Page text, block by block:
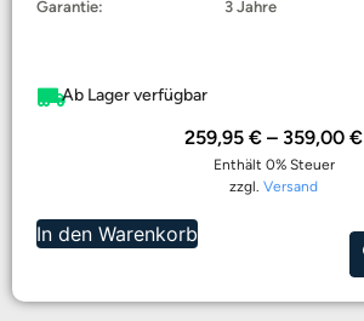
Garantie:
3 Jahre
Ab Lager verfügbar
259,95 € – 359,00 €
Enthält 0% Steuer
zzgl. Versand
In den Warenkorb